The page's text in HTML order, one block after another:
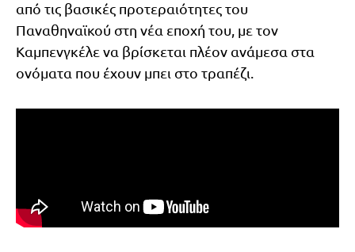
από τις βασικές προτεραιότητες του
Παναθηναϊκού στη νέα εποχή του, με τον
Καμπενγκέλε να βρίσκεται πλέον ανάμεσα στα
ονόματα που έχουν μπει στο τραπέζι.